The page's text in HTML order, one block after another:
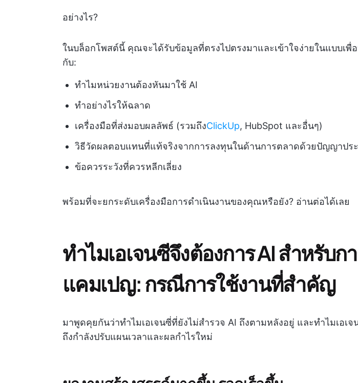
อย่างไร?
ในบล็อกโพสต์นี้ คุณจะได้รับข้อมูลที่ตรงไปตรงมาและเข้าใจง่ายในแบบเพื่
กับ:
ทำไมหน่วยงานต้องหันมาใช้ AI
ทำอย่างไรให้ฉลาด
เครื่องมือที่ส่งมอบผลลัพธ์ (รวมถึงClickUp, HubSpot และอื่นๆ)
วิธีวัดผลตอบแทนที่แท้จริงจากการลงทุนในด้านการตลาดด้วยปัญญาปร
ข้อควรระวังที่ควรหลีกเลี่ยง
พร้อมที่จะยกระดับเครื่องมือการดำเนินงานของคุณหรือยัง? อ่านต่อได้เลย
ทำไมเอเจนซีจึงต้องการ AI สำหรับก
แคมเปญ: กรณีการใช้งานที่สำคัญ
มาพูดคุยกันว่าทำไมเอเจนซี่ที่ยังไม่สำรวจ AI ถึงตามหลังอยู่ และทำไมเอเจ
ถึงกำลังปรับแผนเวลาและผลกำไรใหม่